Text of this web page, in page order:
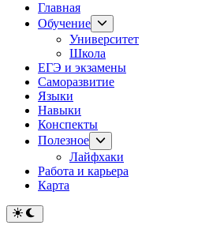
Главная
Обучение
подменю
Университет
Школа
ЕГЭ и экзамены
Саморазвитие
Языки
Навыки
Конспекты
Полезное
Показывать
подменю
Лайфхаки
Работа и карьера
Карта
Переключить
на